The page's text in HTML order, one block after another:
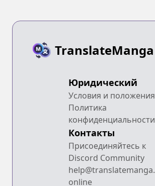
TranslateManga
Юридический
Условия и положения
Политика
конфиденциальности
Контакты
Присоединяйтесь к
Discord Community
help@translatemanga.
online